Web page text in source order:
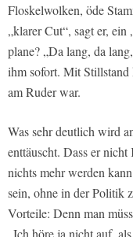
Floskelwolken, öde
„klarer Cut“, sagt er,
plane? „Da lang, da
ihm sofort. Mit Stillstand
am Ruder war.
Was sehr deutlich wird
enttäuscht. Dass er
nichts mehr werden
sein, ohne in der Politik
Vorteile: Denn man
„Ich höre ja nicht auf,